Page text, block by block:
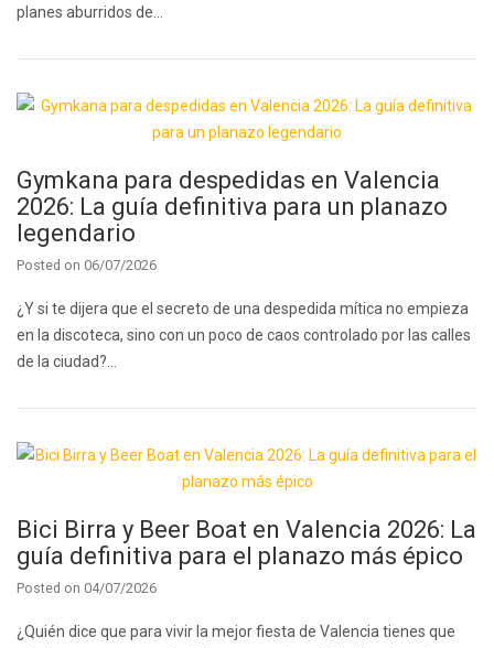
planes aburridos de…
Gymkana para despedidas en Valencia
2026: La guía definitiva para un planazo
legendario
Posted on 06/07/2026
¿Y si te dijera que el secreto de una despedida mítica no empieza
en la discoteca, sino con un poco de caos controlado por las calles
de la ciudad?…
Bici Birra y Beer Boat en Valencia 2026: La
guía definitiva para el planazo más épico
Posted on 04/07/2026
¿Quién dice que para vivir la mejor fiesta de Valencia tienes que